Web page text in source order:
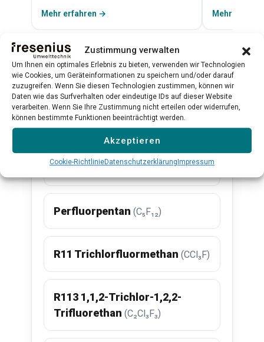
Zustimmung verwalten
Um Ihnen ein optimales Erlebnis zu bieten, verwenden wir Technologien
wie Cookies, um Geräteinformationen zu speichern und/oder darauf
zuzugreifen. Wenn Sie diesen Technologien zustimmen, können wir
Daten wie das Surfverhalten oder eindeutige IDs auf dieser Website
verarbeiten. Wenn Sie Ihre Zustimmung nicht erteilen oder widerrufen,
können bestimmte Funktionen beeinträchtigt werden.
Akzeptieren
Cookie-RichtlinieDatenschutzerklärung Impressum
Mehr erfahren → Mehr
Alle Produkte ansehen →
Verwandte Substanzen
Decafluorpentan (Vertrel)
(C₅F₁₀)
Perfluorpentan (C₅F₁₂)
R11 Trichlorfluormethan (CCl₃F)
R113 1,1,2-Trichlor-1,2,2-
Trifluorethan (C₂Cl₃F₃)